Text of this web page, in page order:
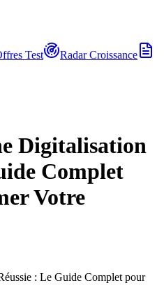
Test
Radar Croissance
Digitalisation
Complet
Votre
: Le Guide Complet pour